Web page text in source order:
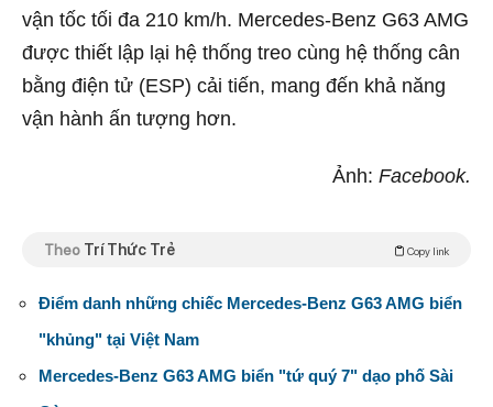
vận tốc tối đa 210 km/h. Mercedes-Benz G63 AMG
được thiết lập lại hệ thống treo cùng hệ thống cân
bằng điện tử (ESP) cải tiến, mang đến khả năng
vận hành ấn tượng hơn.
Ảnh: Facebook.
Theo Trí Thức Trẻ Copy link
Điểm danh những chiếc Mercedes-Benz G63 AMG biển
"khủng" tại Việt Nam
Mercedes-Benz G63 AMG biển "tứ quý 7" dạo phố Sài